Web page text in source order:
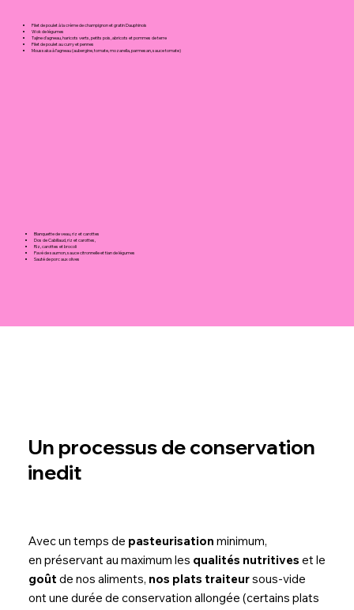
Filet de poulet à la crème de champignon et gratin Dauphinois
Wok de légumes
Tajine d’agneau, haricots verts, petits pois, abricots et pommes de terre
Filet de poulet au curry et pennes
Moussaka à l’agneau (aubergine, tomate, mozarella, parmesan, sauce tomate)
Blanquette de veau, riz et carottes
Dos de Cabillaud, riz et carottes,
Riz, carottes et brocoli
Pavé de saumon, sauce citronnelle et tian de légumes
Sauté de porc aux olives
Avec un temps de pasteurisation minimum,
en préservant au maximum les qualités nutritives et le
goût de nos aliments, nos plats traiteursous-vide
ont une durée de conservation allongée (certains plats
Un processus de conservation
inedit